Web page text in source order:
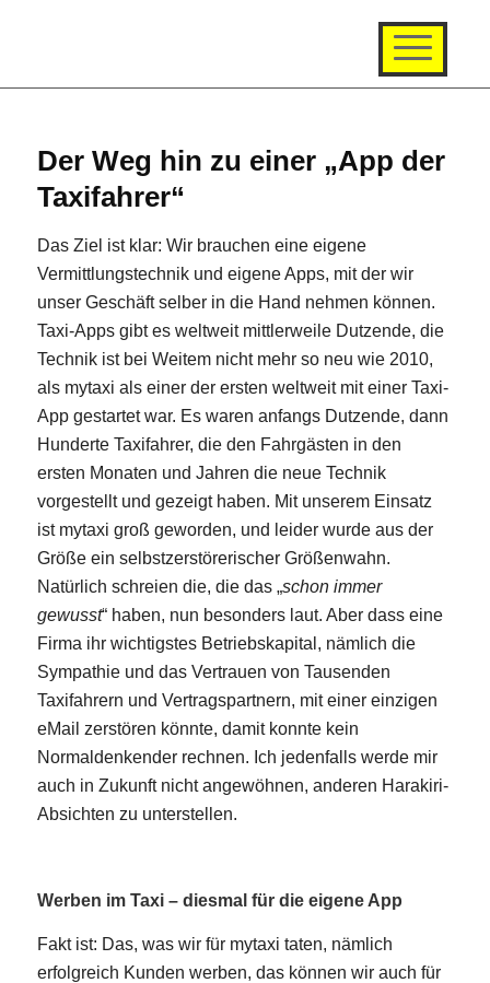
Der Weg hin zu einer „App der
Taxifahrer“
Das Ziel ist klar: Wir brauchen eine eigene
Vermittlungstechnik und eigene Apps, mit der wir
unser Geschäft selber in die Hand nehmen können.
Taxi-Apps gibt es weltweit mittlerweile Dutzende, die
Technik ist bei Weitem nicht mehr so neu wie 2010,
als mytaxi als einer der ersten weltweitmit einer Taxi-
App gestartet war. Es waren anfangs Dutzende, dann
Hunderte Taxifahrer, die den Fahrgästen in den
ersten Monaten und Jahren die neue Technik
vorgestellt und gezeigt haben. Mit unserem Einsatz
ist mytaxi groß geworden, und leider wurde aus der
Größe ein selbstzerstörerischer Größenwahn.
Natürlich schreien die, die das „schon immer
gewusst“ haben, nun besonders laut. Aber dass eine
Firma ihr wichtigstes Betriebskapital, nämlich die
Sympathie und das Vertrauen von Tausenden
Taxifahrern und Vertragspartnern, mit einer einzigen
eMail zerstören könnte, damit konnte kein
Normaldenkender rechnen. Ich jedenfalls werde mir
auch in Zukunft nicht angewöhnen, anderen Harakiri-
Absichten zu unterstellen.
Werben im Taxi – diesmal für die eigene App
Fakt ist: Das, was wir für mytaxi taten, nämlich
erfolgreich Kunden werben, das können wir auch für